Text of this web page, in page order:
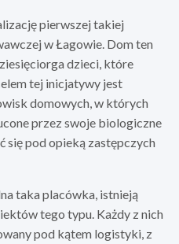
pierwszej takiej
w Łagowie. Dom ten
dzieci, które
tej inicjatywy jest
domowych, w których
przez swoje biologiczne
się pod opieką zastępczych
taka placówka, istnieją
tego typu. Każdy z nich
pod kątem logistyki, z